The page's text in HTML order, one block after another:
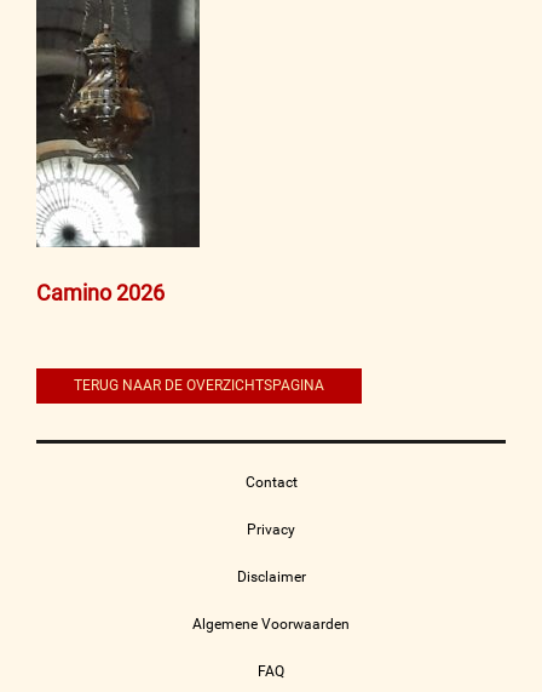
Bericht
Camino 2026
TERUG NAAR DE OVERZICHTSPAGINA
Contact
Privacy
Disclaimer
Algemene Voorwaarden
FAQ